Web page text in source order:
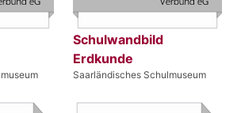
Schulwandbild
Erdkunde
Saarländisches Schulmuseum